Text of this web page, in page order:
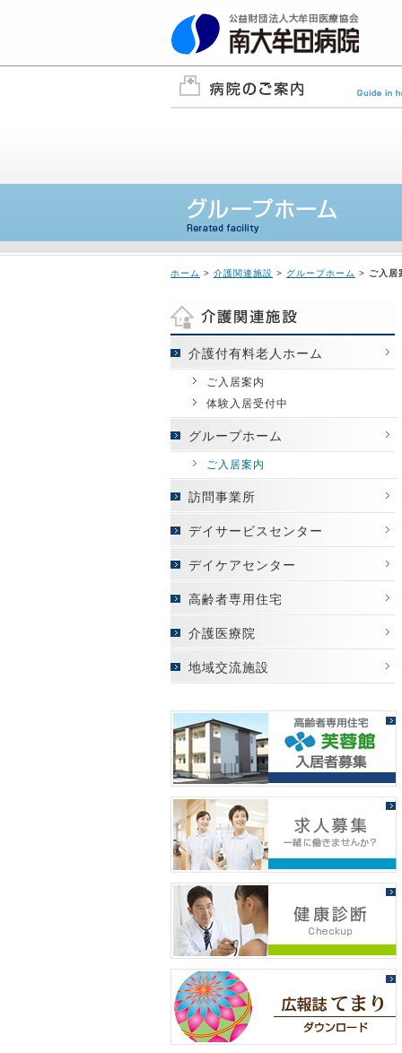
ホーム > 介護関連施設 > グループホーム > ご入居
介護付有料老人ホーム
ご入居案内
体験入居受付中
グループホーム
ご入居案内
訪問事業所
デイサービスセンター
デイケアセンター
高齢者専用住宅
介護医療院
地域交流施設